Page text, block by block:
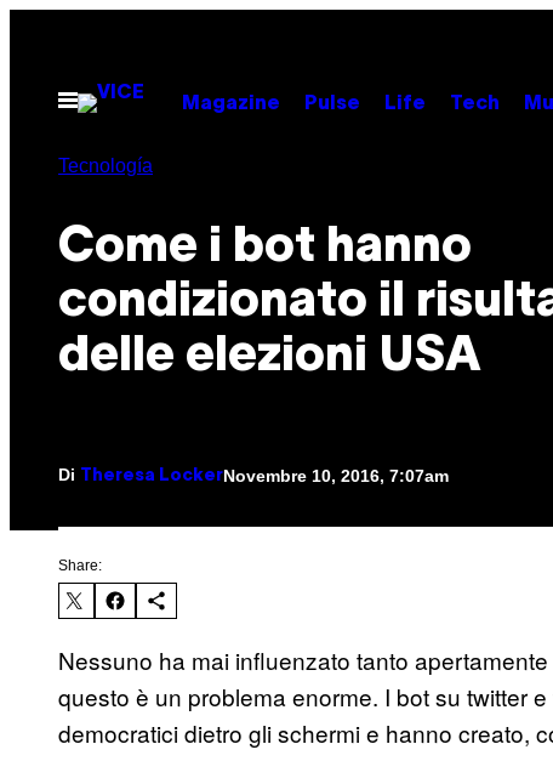
contenuto
Apri
Magazine Pulse Life Tech
Tecnología
Come i bot hanno
condizionato il
delle elezioni USA
Di Theresa LockerNovembre 10, 2016, 7:07am
Share:
Nessuno ha mai influenzato tanto
questo è un problema enorme. I bot su twitter
democratici dietro gli schermi e hanno creato,